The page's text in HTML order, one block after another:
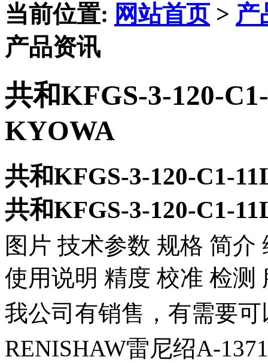
当前位置: 网站首页> 产
产品资讯
共和KFGS-3-120-
KYOWA
共和KFGS-3-120-C1-
共和KFGS-3-120-C1-
图片 技术参数 规格 简
使用说明 精度 校准 检测
我公司有销售，有需要
RENISHAW雷尼绍A-